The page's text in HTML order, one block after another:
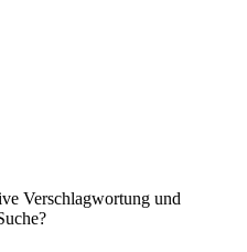
Verschlagwortung und